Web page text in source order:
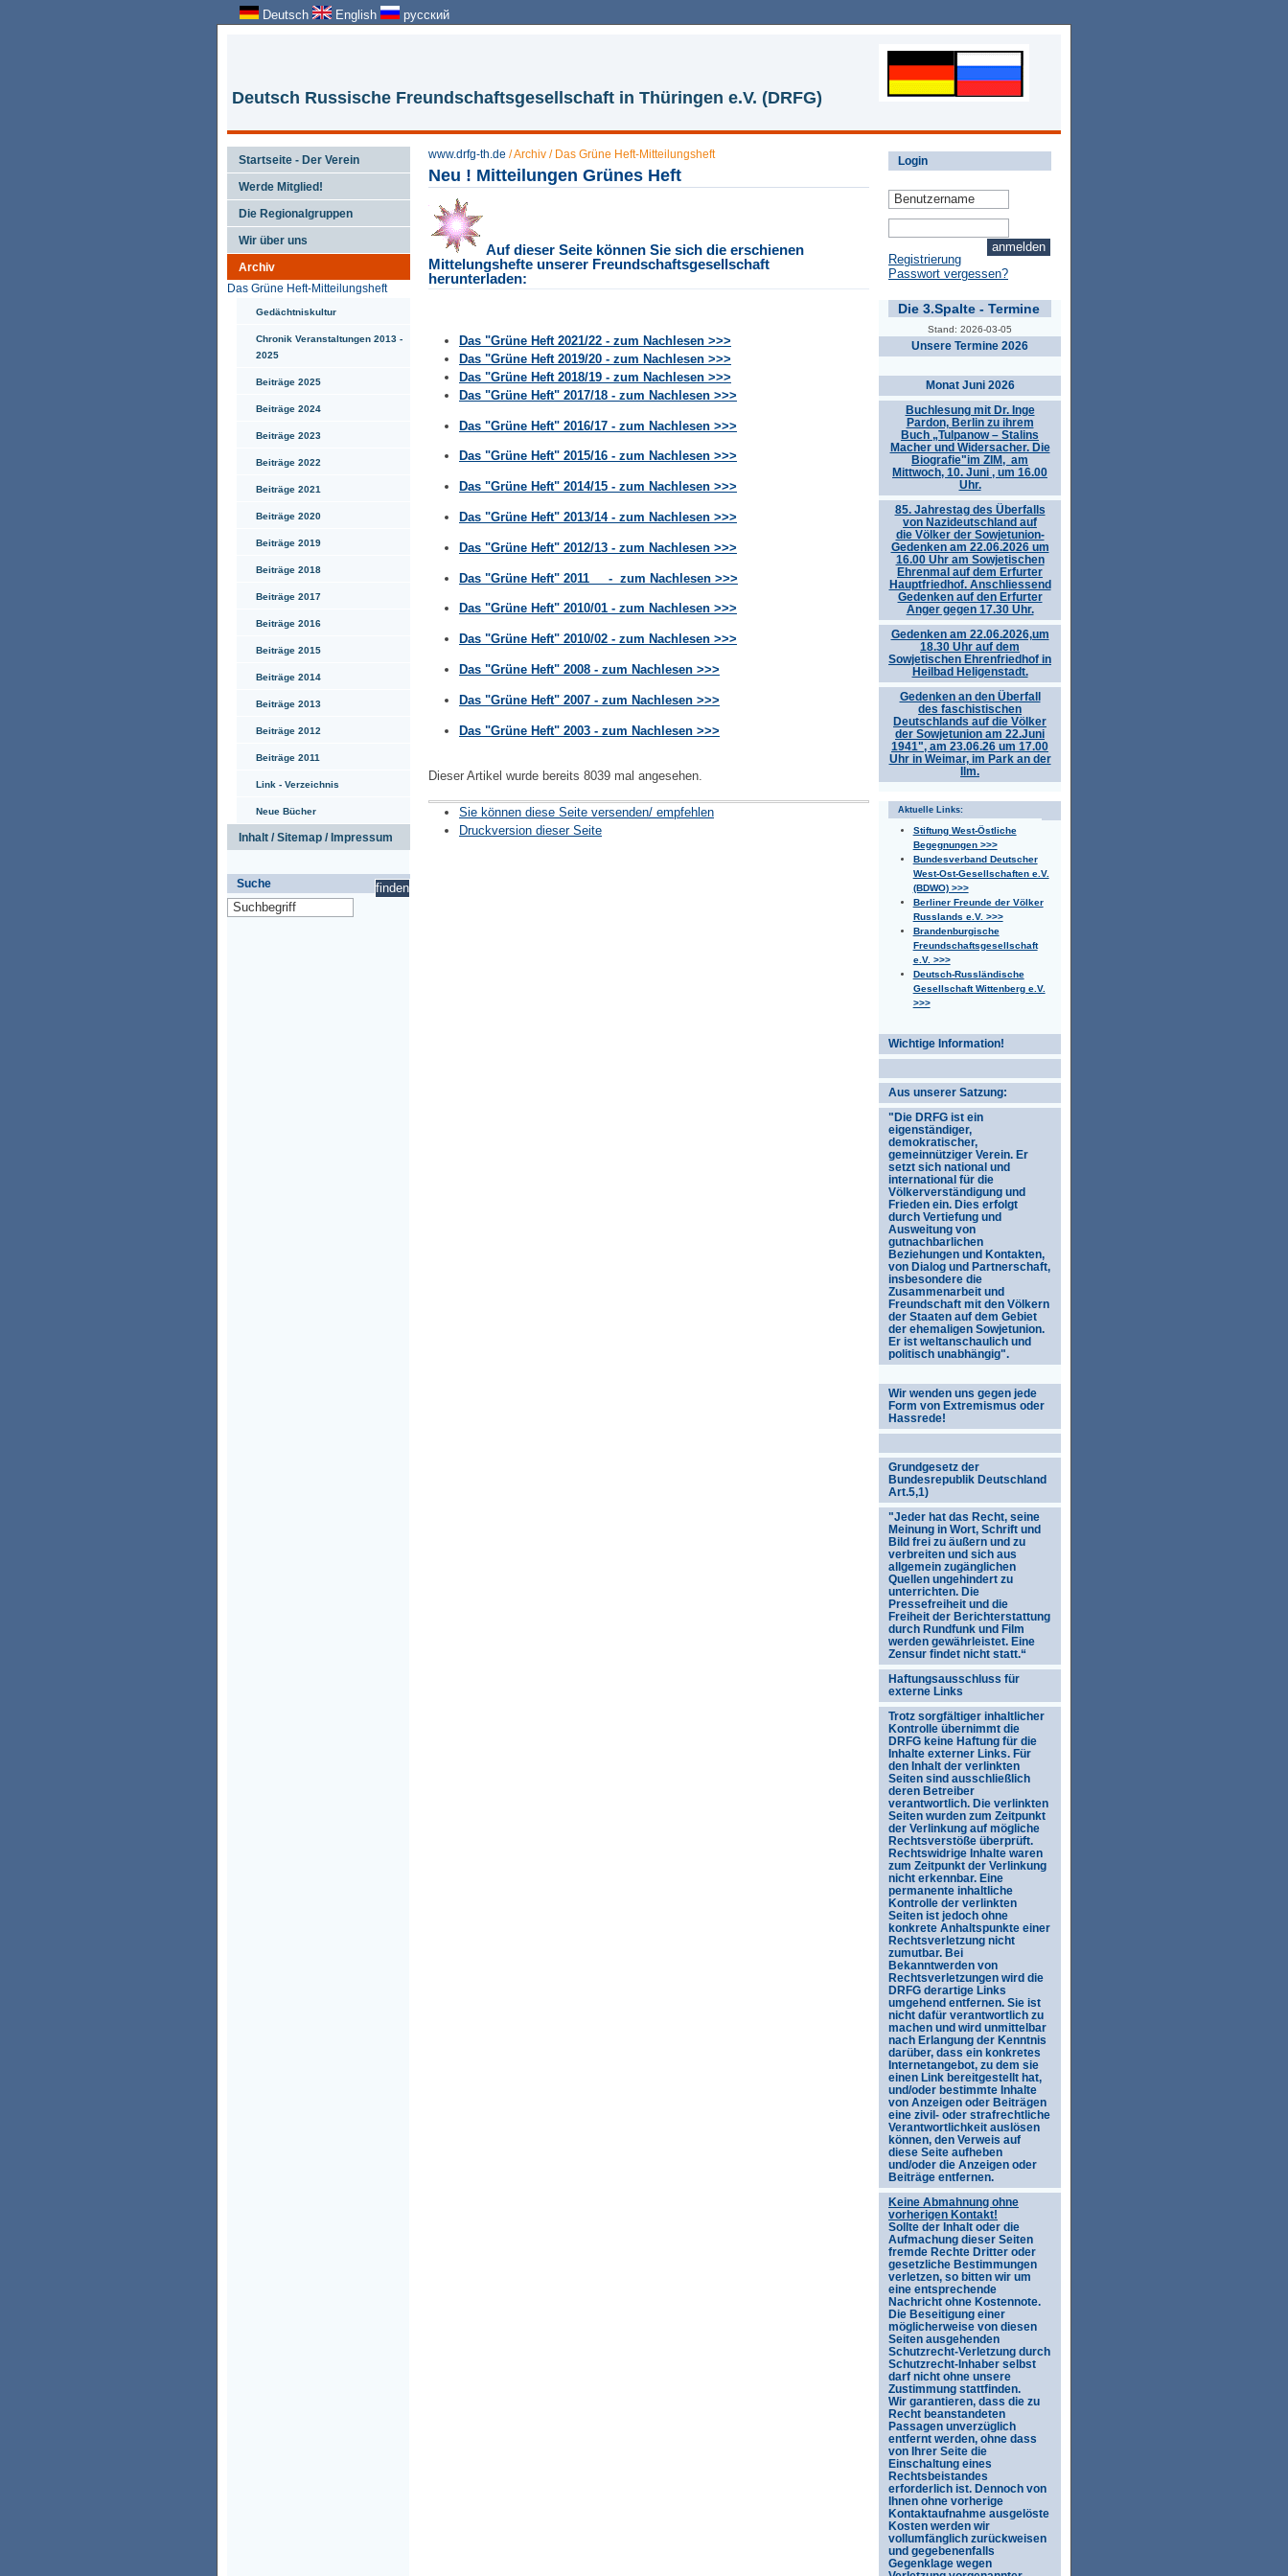
Deutsch English русский
Deutsch Russische Freundschaftsgesellschaft in Thüringen e.V. (DRFG)
Startseite - Der Verein
Werde Mitglied!
Die Regionalgruppen
Wir über uns
Archiv
Das Grüne Heft-Mitteilungsheft
Gedächtniskultur
Chronik Veranstaltungen 2013 -
2025
Beiträge 2025
Beiträge 2024
Beiträge 2023
Beiträge 2022
Beiträge 2021
Beiträge 2020
Beiträge 2019
Beiträge 2018
Beiträge 2017
Beiträge 2016
Beiträge 2015
Beiträge 2014
Beiträge 2013
Beiträge 2012
Beiträge 2011
Link - Verzeichnis
Neue Bücher
Inhalt / Sitemap / Impressum
Suche
Login
Registrierung
Passwort vergessen?
Die 3.Spalte - Termine
Stand: 2026-03-05
Unsere Termine 2026
Monat Juni 2026
Buchlesung mit Dr. Inge
Pardon, Berlin zu ihrem
Buch „Tulpanow – Stalins
Macher und Widersacher. Die
Biografie"im ZIM, am
Mittwoch, 10. Juni , um 16.00
Uhr.
85. Jahrestag des Überfalls
von Nazideutschland auf
die Völker der Sowjetunion-
Gedenken am 22.06.2026 um
16.00 Uhr am Sowjetischen
Ehrenmal auf dem Erfurter
Hauptfriedhof. Anschliessend
Gedenken auf den Erfurter
Anger gegen 17.30 Uhr.
Gedenken am 22.06.2026,um
18.30 Uhr auf dem
Sowjetischen Ehrenfriedhof in
Heilbad Heligenstadt.
Gedenken an den Überfall
des faschistischen
Deutschlands auf die Völker
der Sowjetunion am 22.Juni
1941", am 23.06.26 um 17.00
Uhr in Weimar, im Park an der
Ilm.
Aktuelle Links:
Stiftung West-Östliche
Begegnungen >>>
Bundesverband Deutscher
West-Ost-Gesellschaften e.V.
(BDWO) >>>
Berliner Freunde der Völker
Russlands e.V. >>>
Brandenburgische
Freundschaftsgesellschaft
e.V. >>>
Deutsch-Russländische
Gesellschaft Wittenberg e.V.
>>>
Wichtige Information!
Aus unserer Satzung:
"Die DRFG ist ein
eigenständiger,
demokratischer,
gemeinnütziger Verein. Er
setzt sich national und
international für die
Völkerverständigung und
Frieden ein. Dies erfolgt
durch Vertiefung und
Ausweitung von
gutnachbarlichen
Beziehungen und Kontakten,
von Dialog und Partnerschaft,
insbesondere die
Zusammenarbeit und
Freundschaft mit den Völkern
der Staaten auf dem Gebiet
der ehemaligen Sowjetunion.
Er ist weltanschaulich und
politisch unabhängig".
Wir wenden uns gegen jede
Form von Extremismus oder
Hassrede!
Grundgesetz der
Bundesrepublik Deutschland
Art.5,1)
"Jeder hat das Recht, seine
Meinung in Wort, Schrift und
Bild frei zu äußern und zu
verbreiten und sich aus
allgemein zugänglichen
Quellen ungehindert zu
unterrichten. Die
Pressefreiheit und die
Freiheit der Berichterstattung
durch Rundfunk und Film
werden gewährleistet. Eine
Zensur findet nicht statt.“
Haftungsausschluss für
externe Links
Trotz sorgfältiger inhaltlicher
Kontrolle übernimmt die
DRFG keine Haftung für die
Inhalte externer Links. Für
den Inhalt der verlinkten
Seiten sind ausschließlich
deren Betreiber
verantwortlich. Die verlinkten
Seiten wurden zum Zeitpunkt
der Verlinkung auf mögliche
Rechtsverstöße überprüft.
Rechtswidrige Inhalte waren
zum Zeitpunkt der Verlinkung
nicht erkennbar. Eine
permanente inhaltliche
Kontrolle der verlinkten
Seiten ist jedoch ohne
konkrete Anhaltspunkte einer
Rechtsverletzung nicht
zumutbar. Bei
Bekanntwerden von
Rechtsverletzungen wird die
DRFG derartige Links
umgehend entfernen. Sie ist
nicht dafür verantwortlich zu
machen und wird unmittelbar
nach Erlangung der Kenntnis
darüber, dass ein konkretes
Internetangebot, zu dem sie
einen Link bereitgestellt hat,
und/oder bestimmte Inhalte
von Anzeigen oder Beiträgen
eine zivil- oder strafrechtliche
Verantwortlichkeit auslösen
können, den Verweis auf
diese Seite aufheben
und/oder die Anzeigen oder
Beiträge entfernen.
Keine Abmahnung ohne
vorherigen Kontakt!
Sollte der Inhalt oder die
Aufmachung dieser Seiten
fremde Rechte Dritter oder
gesetzliche Bestimmungen
verletzen, so bitten wir um
eine entsprechende
Nachricht ohne Kostennote.
Die Beseitigung einer
möglicherweise von diesen
Seiten ausgehenden
Schutzrecht-Verletzung durch
Schutzrecht-Inhaber selbst
darf nicht ohne unsere
Zustimmung stattfinden.
Wir garantieren, dass die zu
Recht beanstandeten
Passagen unverzüglich
entfernt werden, ohne dass
von Ihrer Seite die
Einschaltung eines
Rechtsbeistandes
erforderlich ist. Dennoch von
Ihnen ohne vorherige
Kontaktaufnahme ausgelöste
Kosten werden wir
vollumfänglich zurückweisen
und gegebenenfalls
Gegenklage wegen
www.drfg-th.de /Archiv / Das Grüne Heft-Mitteilungsheft
Neu ! Mitteilungen Grünes Heft
Auf dieser Seite können Sie sich die erschienen
Mittelungshefte unserer Freundschaftsgesellschaft
herunterladen:
Das "Grüne Heft 2021/22 - zum Nachlesen >>>
Das "Grüne Heft 2019/20 - zum Nachlesen >>>
Das "Grüne Heft 2018/19 - zum Nachlesen >>>
Das "Grüne Heft" 2017/18 - zum Nachlesen >>>
Das "Grüne Heft" 2016/17 - zum Nachlesen >>>
Das "Grüne Heft" 2015/16 - zum Nachlesen >>>
Das "Grüne Heft" 2014/15 - zum Nachlesen >>>
Das "Grüne Heft" 2013/14 - zum Nachlesen >>>
Das "Grüne Heft" 2012/13 - zum Nachlesen >>>
Das "Grüne Heft" 2011 - zum Nachlesen >>>
Das "Grüne Heft" 2010/01 - zum Nachlesen >>>
Das "Grüne Heft" 2010/02 - zum Nachlesen >>>
Das "Grüne Heft" 2008 - zum Nachlesen >>>
Das "Grüne Heft" 2007 - zum Nachlesen >>>
Das "Grüne Heft" 2003 - zum Nachlesen >>>
Dieser Artikel wurde bereits 8039 mal angesehen.
Sie können diese Seite versenden/ empfehlen
Druckversion dieser Seite